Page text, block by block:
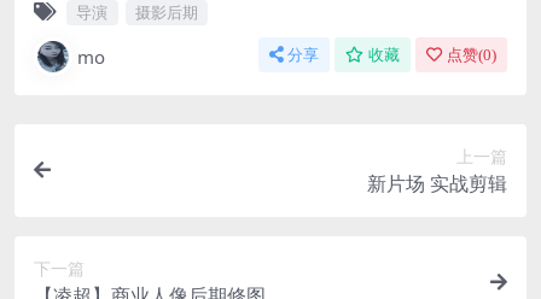
导演 摄影后期
mo 分享 收藏 点赞(0)
上一篇
新片场 实战剪辑
下一篇